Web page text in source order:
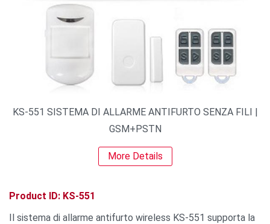
KS-551 SISTEMA DI ALLARME ANTIFURTO SENZA FILI |
GSM+PSTN
More Details
Product ID: KS-551
Il sistema di allarme antifurto wireless KS-551 supporta la